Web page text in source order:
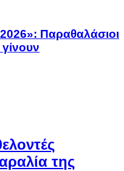
Παραθαλάσιοι
της